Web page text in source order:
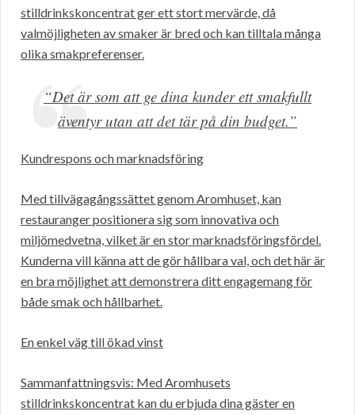
stilldrinkskoncentrat ger ett stort mervärde, då
valmöjligheten av smaker är bred och kan tilltala många
olika smakpreferenser.
“Det är som att ge dina kunder ett smakfullt
äventyr utan att det tär på din budget.”
Kundrespons och marknadsföring
Med tillvägagångssättet genom Aromhuset, kan
restauranger positionera sig som innovativa och
miljömedvetna, vilket är en stor marknadsföringsfördel.
Kunderna vill känna att de gör hållbara val, och det här är
en bra möjlighet att demonstrera ditt engagemang för
både smak och hållbarhet.
En enkel väg till ökad vinst
Sammanfattningsvis: Med Aromhusets
stilldrinkskoncentrat kan du erbjuda dina gäster en